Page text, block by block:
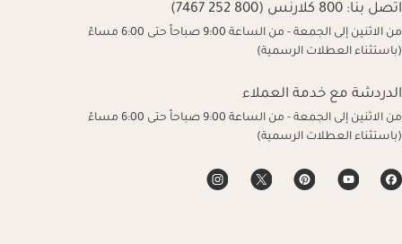
اتصل بنا: 800 كلارنس (800 252 7467)
من الاثنين إلى الجمعة - من الساعة 9:00 صباحاً حتى 6:00 مساءً
(باستثناء العطلات الرسمية)
الدردشة مع خدمة العملاء
من الاثنين إلى الجمعة - من الساعة 9:00 صباحاً حتى 6:00 مساءً
(باستثناء العطلات الرسمية)